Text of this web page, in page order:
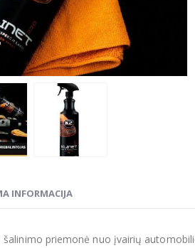
INFORMACIJA
šalinimo priemonė nuo įvairių